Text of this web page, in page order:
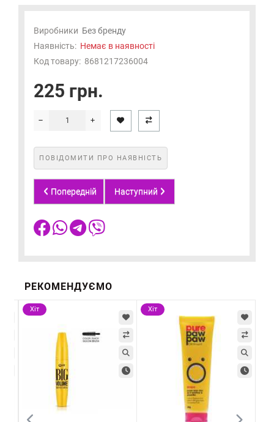
Виробники Без бренду
Наявність: Немає в наявності
Код товару: 8681217236004
225 грн.
ПОВІДОМИТИ ПРО НАЯВНІСТЬ
Попередній Наступний
РЕКОМЕНДУЄМО
Хіт Хіт